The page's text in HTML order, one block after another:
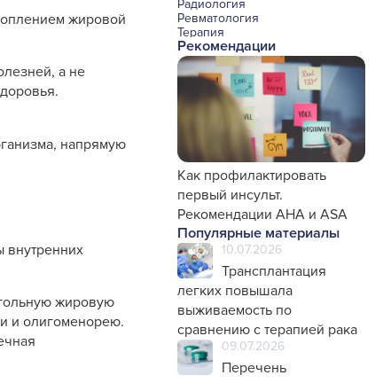
жировой
а не
напрямую
внутренних
жировую
и олигоменорею.
Радиология
Ревматология
Терапия
Урология и нефрология
Фармакология
Хирургия с реаниматологией
Эндокринология
Психиатрия
Офтальмология
Эндоскопия
Стоматология
Травматология и ортопедия
Генетика
Фтизиатрия
Рекомендации
Как профилактировать
первый инсульт.
Рекомендации AHA и ASA
Популярные материалы
10.07.2026
Трансплантация
легких повышала
выживаемость по
сравнению с терапией рака
09.07.2026
Перечень